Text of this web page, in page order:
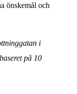
önskemål och
i
på 10